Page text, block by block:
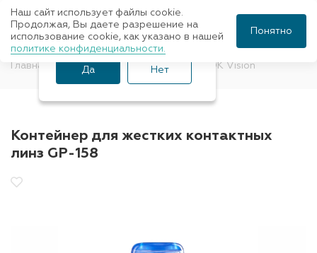
Главная Аксессуары Аксессуары OK Vision
Контейнер для жестких контактных
линз GP-158
Ваш город Санкт-
Петербург?
Да Нет
Наш сайт использует файлы cookie.
Продолжая, Вы даете разрешение на
использование cookie, как указано в нашей
политике конфиденциальности.
Понятно